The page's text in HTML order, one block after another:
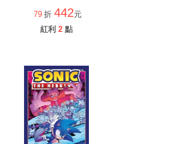
79 折 442元
紅利 2 點